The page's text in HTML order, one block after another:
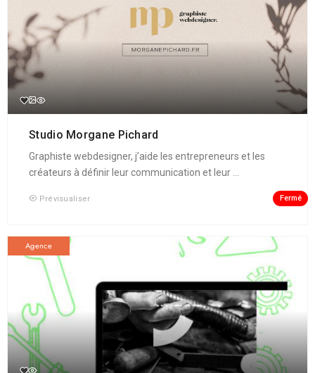
Studio Morgane Pichard
Graphiste webdesigner, j’aide les entrepreneurs et les
créateurs à définir leur communication et leur ...
Prévisualiser Fermé
Agence